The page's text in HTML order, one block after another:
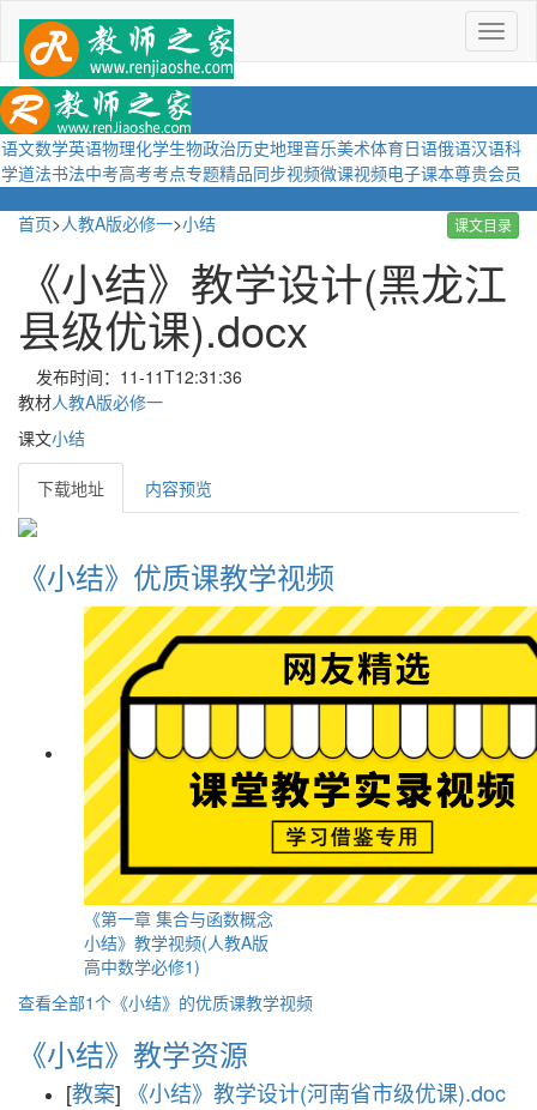
菜
单
语文数学英语物理化学生物政治历史地理音乐美术体育日语俄语汉语科
学道法书法中考高考考点专题精品同步视频微课视频电子课本尊贵会员
课文目录
首页>人教A版必修一>小结
《小结》教学设计(黑龙江
县级优课).docx
发布时间：11-11T12:31:36
教材人教A版必修一
课文小结
下载地址 内容预览
《小结》优质课教学视频
《第一章 集合与函数概念
小结》教学视频(人教A版
高中数学必修1)
查看全部1个《小结》的优质课教学视频
《小结》教学资源
[教案] 《小结》教学设计(河南省市级优课).doc